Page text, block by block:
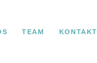
TEAM KONTAKT